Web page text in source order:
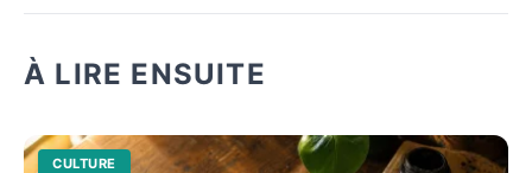
À LIRE ENSUITE
CULTURE